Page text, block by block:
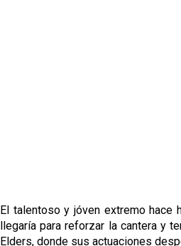
El talentoso y jóven extremo hace
llegaría para reforzar la cantera y
Elders, donde sus actuaciones